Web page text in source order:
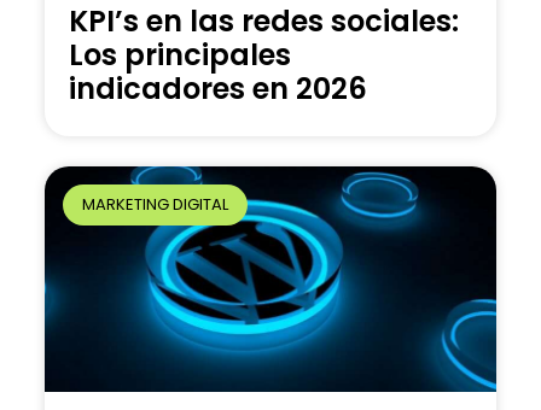
KPI’s en las redes sociales:
Los principales
indicadores en 2026
MARKETING DIGITAL